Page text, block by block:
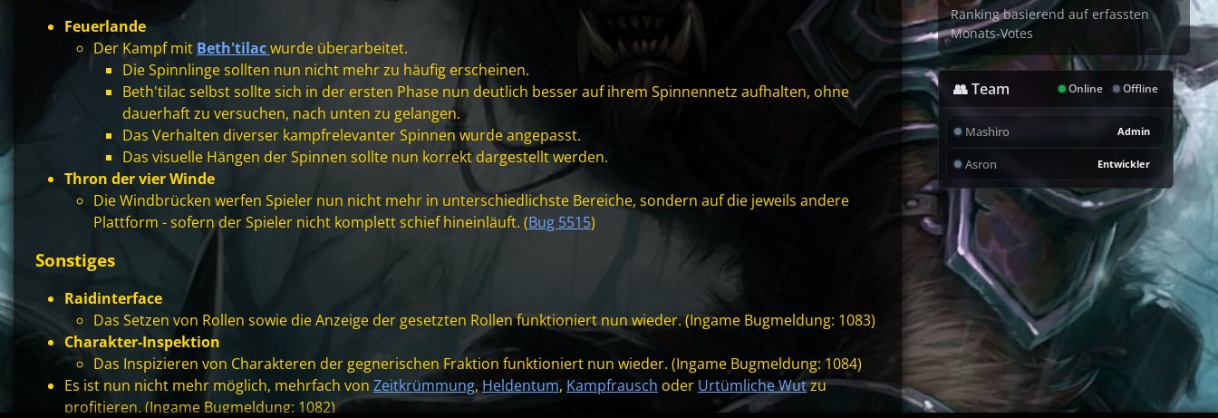
Feuerlande
Der Kampf mit Beth'tilacwurde überarbeitet.
Die Spinnlinge sollten nun nicht mehr zu häufig erscheinen.
Beth'tilac selbst sollte sich in der ersten Phase nun deutlich besser auf ihrem Spinnennetz aufhalten, ohne
dauerhaft zu versuchen, nach unten zu gelangen.
Das Verhalten diverser kampfrelevanter Spinnen wurde angepasst.
Das visuelle Hängen der Spinnen sollte nun korrekt dargestellt werden.
Thron der vier Winde
Die Windbrücken werfen Spieler nun nicht mehr in unterschiedlichste Bereiche, sondern auf die jeweils andere
Plattform - sofern der Spieler nicht komplett schief hineinläuft. (Bug 5515)
Sonstiges
Raidinterface
Das Setzen von Rollen sowie die Anzeige der gesetzten Rollen funktioniert nun wieder. (Ingame Bugmeldung: 1083)
Charakter-Inspektion
Das Inspizieren von Charakteren der gegnerischen Fraktion funktioniert nun wieder. (Ingame Bugmeldung: 1084)
Es ist nun nicht mehr möglich, mehrfach von Zeitkrümmung, Heldentum, Kampfrausch oder Urtümliche Wutzu
profitieren. (Ingame Bugmeldung: 1082)
Ranking basierend auf erfassten
Monats-Votes
👥 Team Online Offline
Mashiro Admin
Asron Entwickler